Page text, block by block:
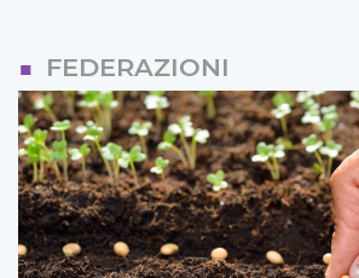
FEDERAZIONI